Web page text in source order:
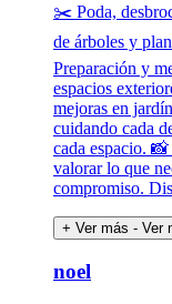
✂️ Poda,
de árboles y
Preparación y
espacios
mejoras en
cuidando cada
cada espacio.
valorar lo que
compromiso.
+ Ver más - Ver
noel